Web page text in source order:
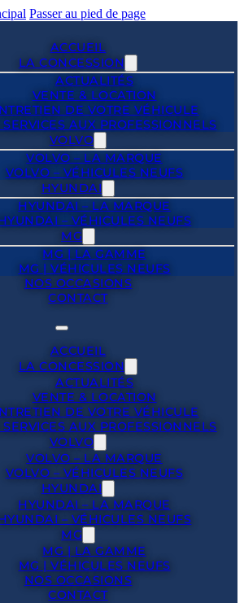
Passer au pied de page
ACCUEIL
LA CONCESSION
ACTUALITÉS
VENTE & LOCATION
DE VOTRE VÉHICULE
SERVICES AUX PROFESSIONNELS
VOLVO
VOLVO – LA MARQUE
VOLVO – VÉHICULES NEUFS
HYUNDAI
HYUNDAI – LA MARQUE
– VÉHICULES NEUFS
MG
MG | LA GAMME
MG | VÉHICULES NEUFS
NOS OCCASIONS
CONTACT
ACCUEIL
LA CONCESSION
ACTUALITÉS
VENTE & LOCATION
DE VOTRE VÉHICULE
SERVICES AUX PROFESSIONNELS
VOLVO
VOLVO – LA MARQUE
VOLVO – VÉHICULES NEUFS
HYUNDAI
HYUNDAI – LA MARQUE
– VÉHICULES NEUFS
MG
MG | LA GAMME
MG | VÉHICULES NEUFS
NOS OCCASIONS
CONTACT